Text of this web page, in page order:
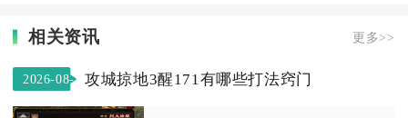
相关资讯 更多>>
2026-08-
攻城掠地3醒171有哪些打法窍门